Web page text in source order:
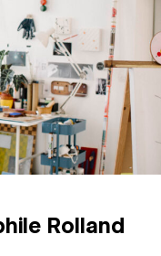
↓
Rolland